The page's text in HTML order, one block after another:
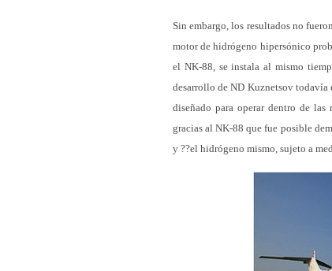
Sin embargo, los resultados no
motor de hidrógeno hipersónico
el NK-88, se instala al mismo
desarrollo de ND Kuznetsov
diseñado para operar dentro de las
gracias al NK-88 que fue posible
y ??el hidrógeno mismo, sujeto a